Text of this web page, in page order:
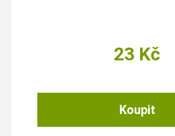
23 Kč